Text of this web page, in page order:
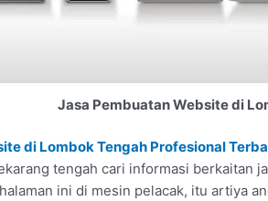
Jasa Pembuatan Website di
di Lombok Tengah Profesional
tengah cari informasi berkaitan
ini di mesin pelacak, itu artiya